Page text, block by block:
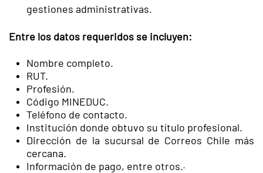
gestiones administrativas.
Entre los datos requeridos se incluyen:
Nombre completo.
RUT.
Profesión.
Código MINEDUC.
Teléfono de contacto.
Institución donde obtuvo su título profesional.
Dirección de la sucursal de Correos Chile más
cercana.
Información de pago, entre otros.·